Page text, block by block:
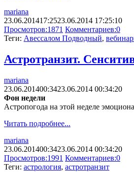
mariana
23.06.201417:2523.06.2014 17:25:10
Просмотров:1871 Комментариев:0
Теги: Авессалом Подводный,
Астротранзит.
mariana
23.06.201400:3423.06.2014 00:34:20
Фон недели
Астропогода на этой неделе
Читать подробнее...
mariana
23.06.201400:3423.06.2014 00:34:20
Просмотров:1991 Комментариев:0
Теги: астрология, астротранзит